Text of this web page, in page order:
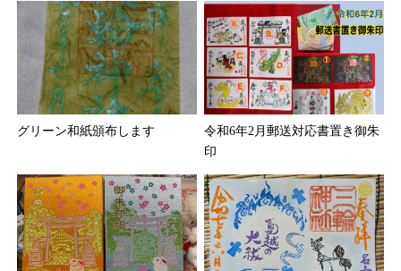
グリーン和紙頒布します
令和6年2月郵送対応書置き御朱
印